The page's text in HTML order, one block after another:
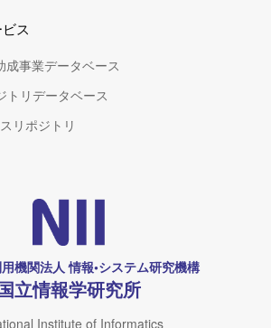
ス
成事業データベース
トリデータベース
リポジトリ
機関法人 情報•システム研究機構
立情報学研究所
Institute of Informatics